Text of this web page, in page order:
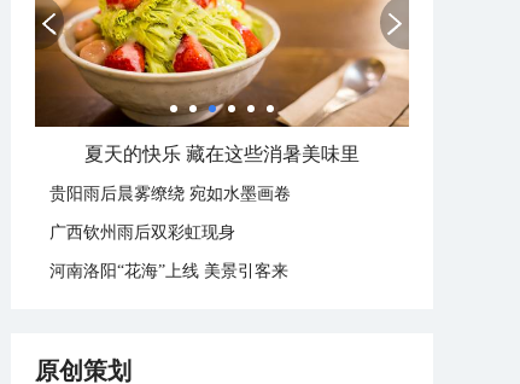
广西南宁：盛夏里的“绿野仙踪”
贵阳雨后晨雾缭绕 宛如水墨画卷
广西钦州雨后双彩虹现身
河南洛阳“花海”上线 美景引客来
原创策划